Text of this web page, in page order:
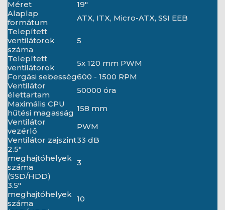
Méret
19"
Alaplap
formátum
ATX, ITX, Micro-ATX, SSI EEB
Telepített
ventilátorok
száma
5
Telepített
ventilátorok
5x 120 mm PWM
Forgási sebesség600 - 1500 RPM
Ventilátor
élettartam
50000 óra
Maximális CPU
hűtési magasság 158 mm
Ventilátor
vezérlő
PWM
Ventilátor zajszint33 dB
2.5"
meghajtóhelyek
száma
(SSD/HDD)
3
3.5"
meghajtóhelyek
száma
10